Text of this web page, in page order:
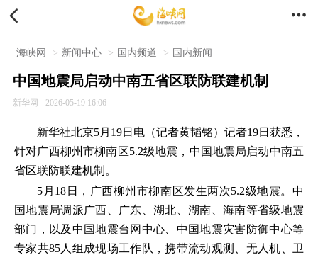
 
海峡网 > 新闻中心 > 国内频道 > 国内新闻
中国地震局启动中南五省区联防联建机制
新华网 2026-05-19 16:06
新华社北京5月19日电（记者黄韬铭）记者19日获悉，
针对广西柳州市柳南区5.2级地震，中国地震局启动中南五
省区联防联建机制。
5月18日，广西柳州市柳南区发生两次5.2级地震。中
国地震局调派广西、广东、湖北、湖南、海南等省级地震
部门，以及中国地震台网中心、中国地震灾害防御中心等
专家共85人组成现场工作队，携带流动观测、无人机、卫